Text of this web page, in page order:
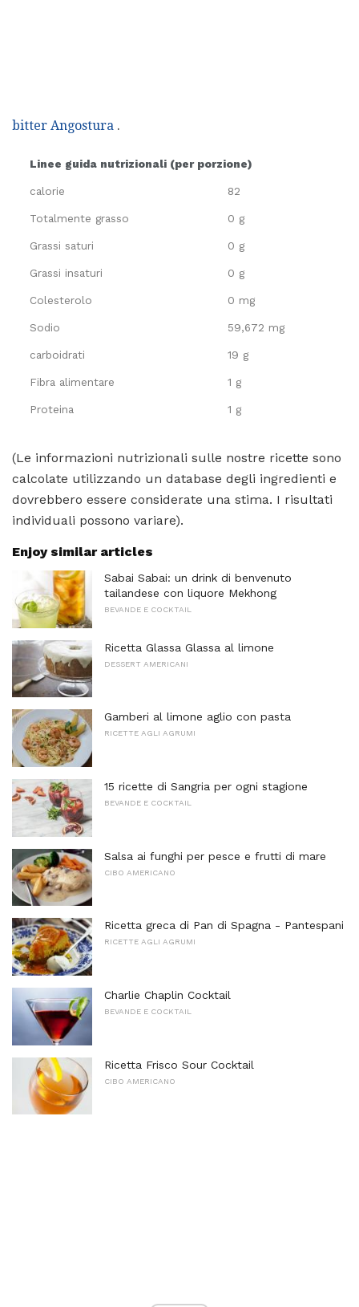
bitter Angostura .
Linee guida nutrizionali (per porzione)
calorie 82
Totalmente grasso 0 g
Grassi saturi 0 g
Grassi insaturi 0 g
Colesterolo 0 mg
Sodio 59,672 mg
carboidrati 19 g
Fibra alimentare 1 g
Proteina 1 g
(Le informazioni nutrizionali sulle nostre ricette sono
calcolate utilizzando un database degli ingredienti e
dovrebbero essere considerate una stima. I risultati
individuali possono variare).
Enjoy similar articles
Sabai Sabai: un drink di benvenuto
tailandese con liquore Mekhong
BEVANDE E COCKTAIL
Ricetta Glassa Glassa al limone
DESSERT AMERICANI
Gamberi al limone aglio con pasta
RICETTE AGLI AGRUMI
15 ricette di Sangria per ogni stagione
BEVANDE E COCKTAIL
Salsa ai funghi per pesce e frutti di mare
CIBO AMERICANO
Ricetta greca di Pan di Spagna - Pantespani
RICETTE AGLI AGRUMI
Charlie Chaplin Cocktail
BEVANDE E COCKTAIL
Ricetta Frisco Sour Cocktail
CIBO AMERICANO